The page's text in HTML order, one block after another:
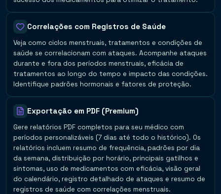
Correlações com Registros de Saúde
Veja como ciclos menstruais, tratamentos e condições de
saúde se correlacionam com ataques. Acompanhe ataques
durante e fora dos períodos menstruais, eficácia de
tratamentos ao longo do tempo e impacto das condições.
Identifique padrões hormonais e fatores de proteção.
Exportação em PDF (Premium)
Gere relatórios PDF completos para seu médico com
períodos personalizáveis (7 dias até todo o histórico). Os
relatórios incluem resumo de frequência, padrões por dia
da semana, distribuição por horário, principais gatilhos e
sintomas, uso de medicamentos com eficácia, visão geral
do calendário, registro detalhado de ataques e resumo de
registros de saúde com correlações menstruais.